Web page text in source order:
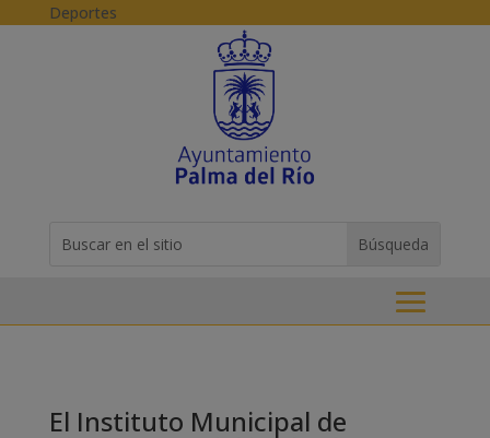
Skip to content
Deportes
for...
El Instituto Municipal de